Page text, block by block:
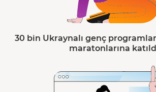
30 bin Ukraynalı genç
maratonlarına